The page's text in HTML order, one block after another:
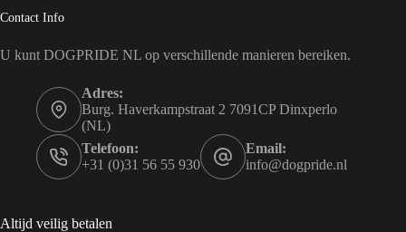
Contact Info
U kunt DOGPRIDE NL op verschillende manieren bereiken.
Adres:
Burg. Haverkampstraat 2 7091CP Dinxperlo
(NL)
Telefoon:
+31 (0)31 56 55 930
Email:
info@dogpride.nl
Altijd veilig betalen